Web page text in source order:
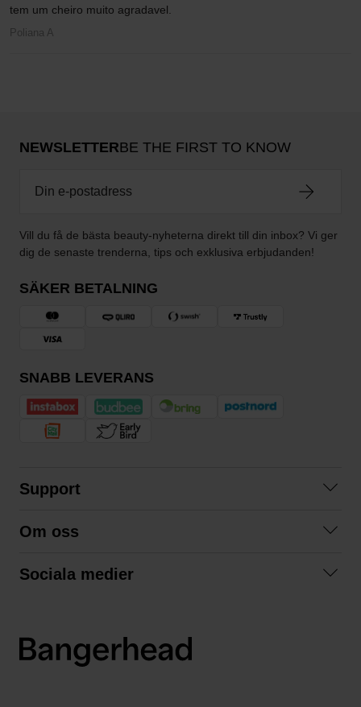
tem um cheiro muito agradavel.
Poliana A
NEWSLETTERBE THE FIRST TO KNOW
Vill du få de bästa beauty-nyheterna direkt till din inbox? Vi ger
dig de senaste trenderna, tips och exklusiva erbjudanden!
SÄKER BETALNING
SNABB LEVERANS
Support
Köpvillkor
Om oss
Våra fraktalternativ
Sociala medier
LinkedIn